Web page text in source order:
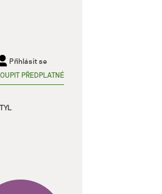
Přihlásit se
PŘEDPLATNÉ